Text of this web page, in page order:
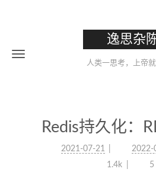
逸思杂
人类一思考，上帝就
Redis持久化：
2021-07-21 2022-
1.4k
5